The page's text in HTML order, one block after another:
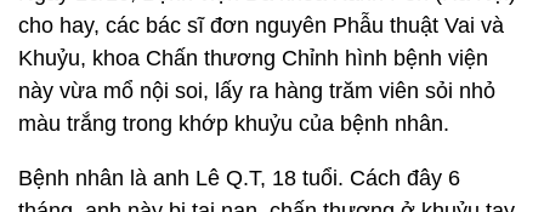
cho hay, các bác sĩ đơn nguyên Phẫu thuật Vai và
Khuỷu, khoa Chấn thương Chỉnh hình bệnh viện
này vừa mổ nội soi, lấy ra hàng trăm viên sỏi nhỏ
màu trắng trong khớp khuỷu của bệnh nhân.
Bệnh nhân là anh Lê Q.T, 18 tuổi. Cách đây 6